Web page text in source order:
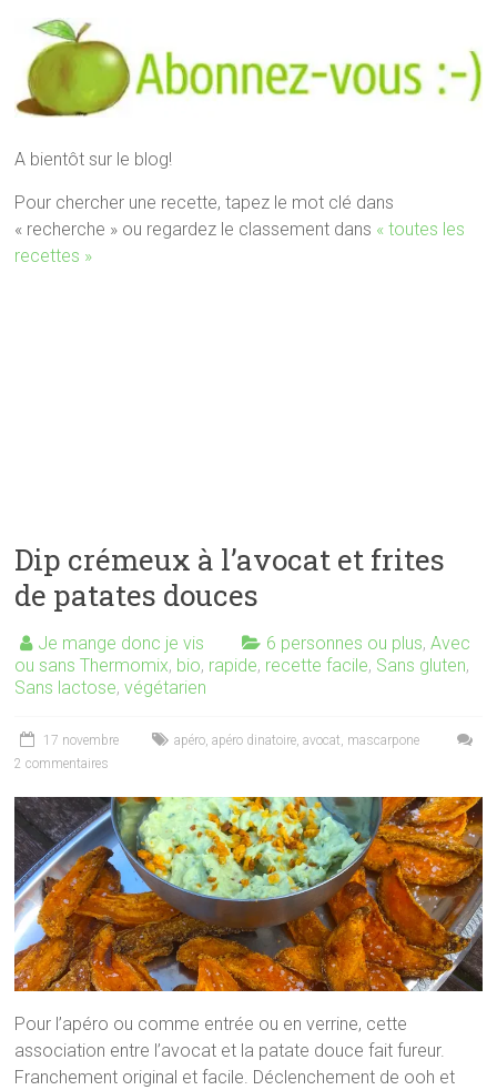
A bientôt sur le blog!
Pour chercher une recette, tapez le mot clé dans
« recherche » ou regardez le classement dans « toutes les
recettes »
Dip crémeux à l’avocat et frites
de patates douces
Je mange donc je vis 6 personnes ou plus,Avec
ou sans Thermomix, bio, rapide, recette facile, Sans gluten,
Sans lactose,végétarien
17 novembre apéro,apéro dinatoire,avocat, mascarpone
2 commentaires
Pour l’apéro ou comme entrée ou en verrine, cette
association entre l’avocat et la patate douce fait fureur.
Franchement original et facile. Déclenchement de ooh et